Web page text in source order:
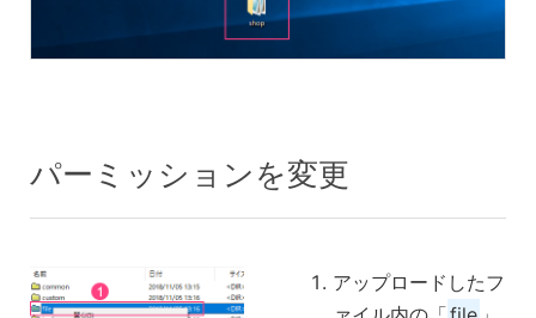
パーミッションを変更
アップロードしたフ